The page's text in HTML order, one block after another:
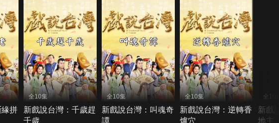
拼
全10集
新戲說台灣：千歲趕
千歲
全10集
新戲說台灣：叫魂奇
譚
全10集
新戲說台灣：逆轉香
爐穴
全10
新戲
地主